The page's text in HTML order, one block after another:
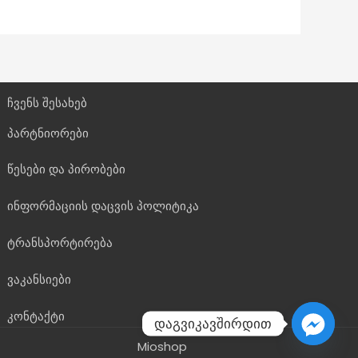
ჩვენს შესახებ
პარტნიორები
წესები და პირობები
ინფორმაციის დაცვის პოლიტიკა
ტრანსპორტირება
ვაკანსიები
კონტაქტი
Mioshop
დაგვიკავშირდით